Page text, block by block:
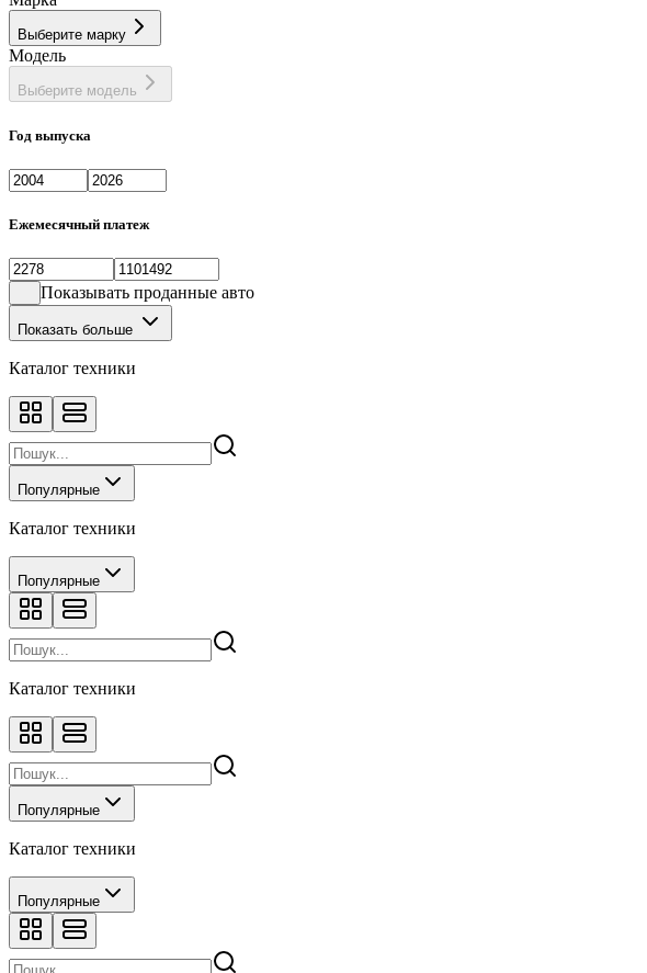
Выберите марку
Модель
Выберите модель
Год выпуска
Ежемесячный платеж
Показывать проданные авто
Показать больше
Каталог техники
Популярные
Каталог техники
Популярные
Каталог техники
Популярные
Каталог техники
Популярные